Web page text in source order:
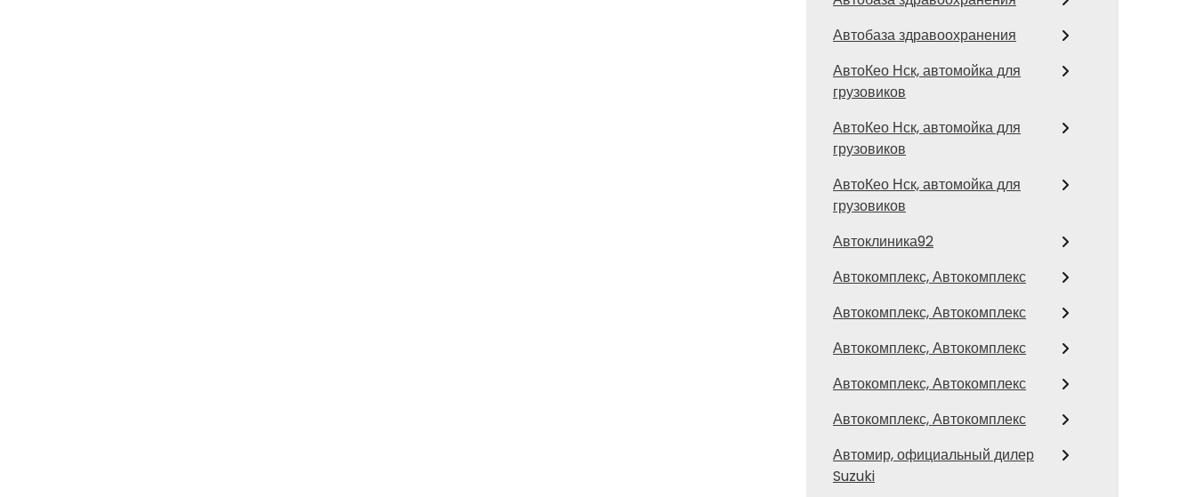
Автобаза здравоохранения
АвтоКео Нск, автомойка для
грузовиков
АвтоКео Нск, автомойка для
грузовиков
АвтоКео Нск, автомойка для
грузовиков
Автоклиника92
Автокомплекс, Автокомплекс
Автокомплекс, Автокомплекс
Автокомплекс, Автокомплекс
Автокомплекс, Автокомплекс
Автокомплекс, Автокомплекс
Автомир, официальный дилер
Suzuki